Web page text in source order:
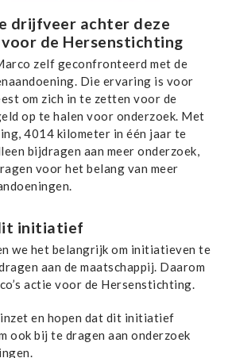
drijfveer achter deze
de Hersenstichting
zelf geconfronteerd met de
Die ervaring is voor
om zich in te zetten voor de
op te halen voor onderzoek. Met
4014 kilometer in één jaar te
bijdragen aan meer onderzoek,
voor het belang van meer
initiatief
we het belangrijk om initiatieven te
aan de maatschappij. Daarom
actie voor de Hersenstichting.
en hopen dat dit initiatief
ook bij te dragen aan onderzoek